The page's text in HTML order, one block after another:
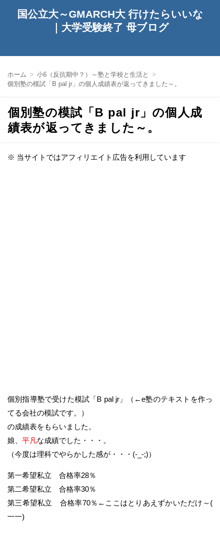
国公立大～GMARCH大 行けたらいいな
｜大学受験終了 母ブログ
ホーム
小6（反抗期中？）～塾と学校と生活と
個別塾の模試「B pal jr」の個人成績表が返ってきました～。
個別塾の模試「B pal jr」の個人成
績表が返ってきました～。
※ 当サイトではアフィリエイト広告を利用しています
個別指導塾で受けた模試「B pal jr」（←e塾のテキストを作っ
てる会社の模試です。）
の成績表をもらいました。
娘、 平凡な成績でした・・・。
（今度は理科でやらかした感が・・・(-_-;)）
第一希望私立 合格率28％
第二希望私立 合格率30％
第三希望私立 合格率70％←ここはとりあえずかいただけ～(
一一)